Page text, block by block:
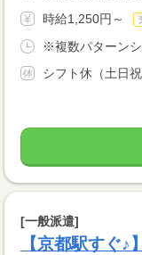
時給1,250円～
※複数パターン
シフト休（土日
[一般派遣]
【京都駅すぐ